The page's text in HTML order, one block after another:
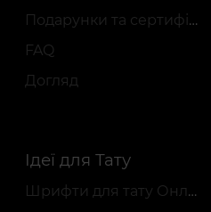
Подарунки та сертифікати
FAQ
Догляд
Ідеї для Тату
Шрифти для тату Онлайн